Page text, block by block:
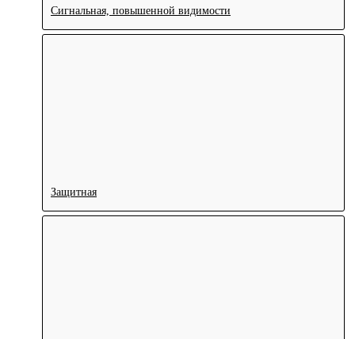
Сигнальная, повышенной видимости
Защитная